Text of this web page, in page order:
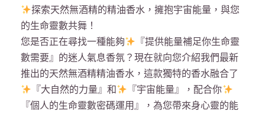
靈
數
精
油
香
水
探索天然無酒精的精油香水，擁抱宇宙能量，與您
的生命靈數共舞！
您是否正在尋找一種能夠
『提供能量補足你生命靈
數需要』的迷人氣息香氛？現在就向您介紹我們最新
推出的天然無酒精精油香水，這款獨特的香水融合了
『大自然的力量』和
『宇宙能量』，配合你
『個人的生命靈數密碼運用』，為您帶來身心靈的能